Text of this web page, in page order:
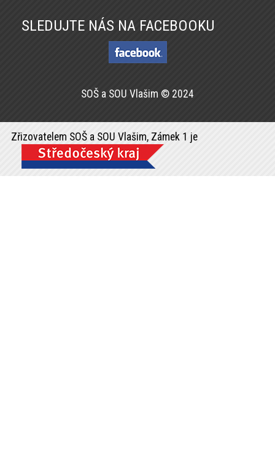
SLEDUJTE NÁS NA FACEBOOKU
SOŠ a SOU Vlašim © 2024
Zřizovatelem SOŠ a SOU Vlašim, Zámek 1 je